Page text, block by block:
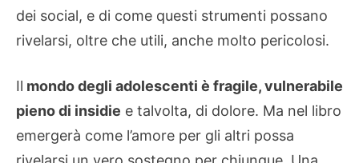
dei social, e di come questi strumenti possano
rivelarsi, oltre che utili, anche molto pericolosi.
Il mondo degli adolescenti è fragile, vulnerabile
pieno di insidie e talvolta, di dolore. Ma nel libro
emergerà come l’amore per gli altri possa